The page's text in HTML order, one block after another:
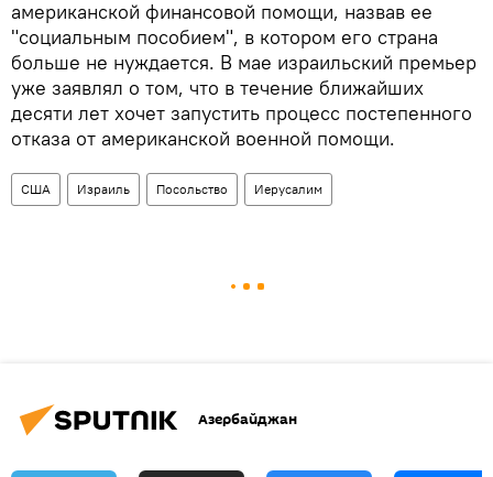
американской финансовой помощи, назвав ее
"социальным пособием", в котором его страна
больше не нуждается. В мае израильский премьер
уже заявлял о том, что в течение ближайших
десяти лет хочет запустить процесс постепенного
отказа от американской военной помощи.
США Израиль Посольство Иерусалим
Азербайджан